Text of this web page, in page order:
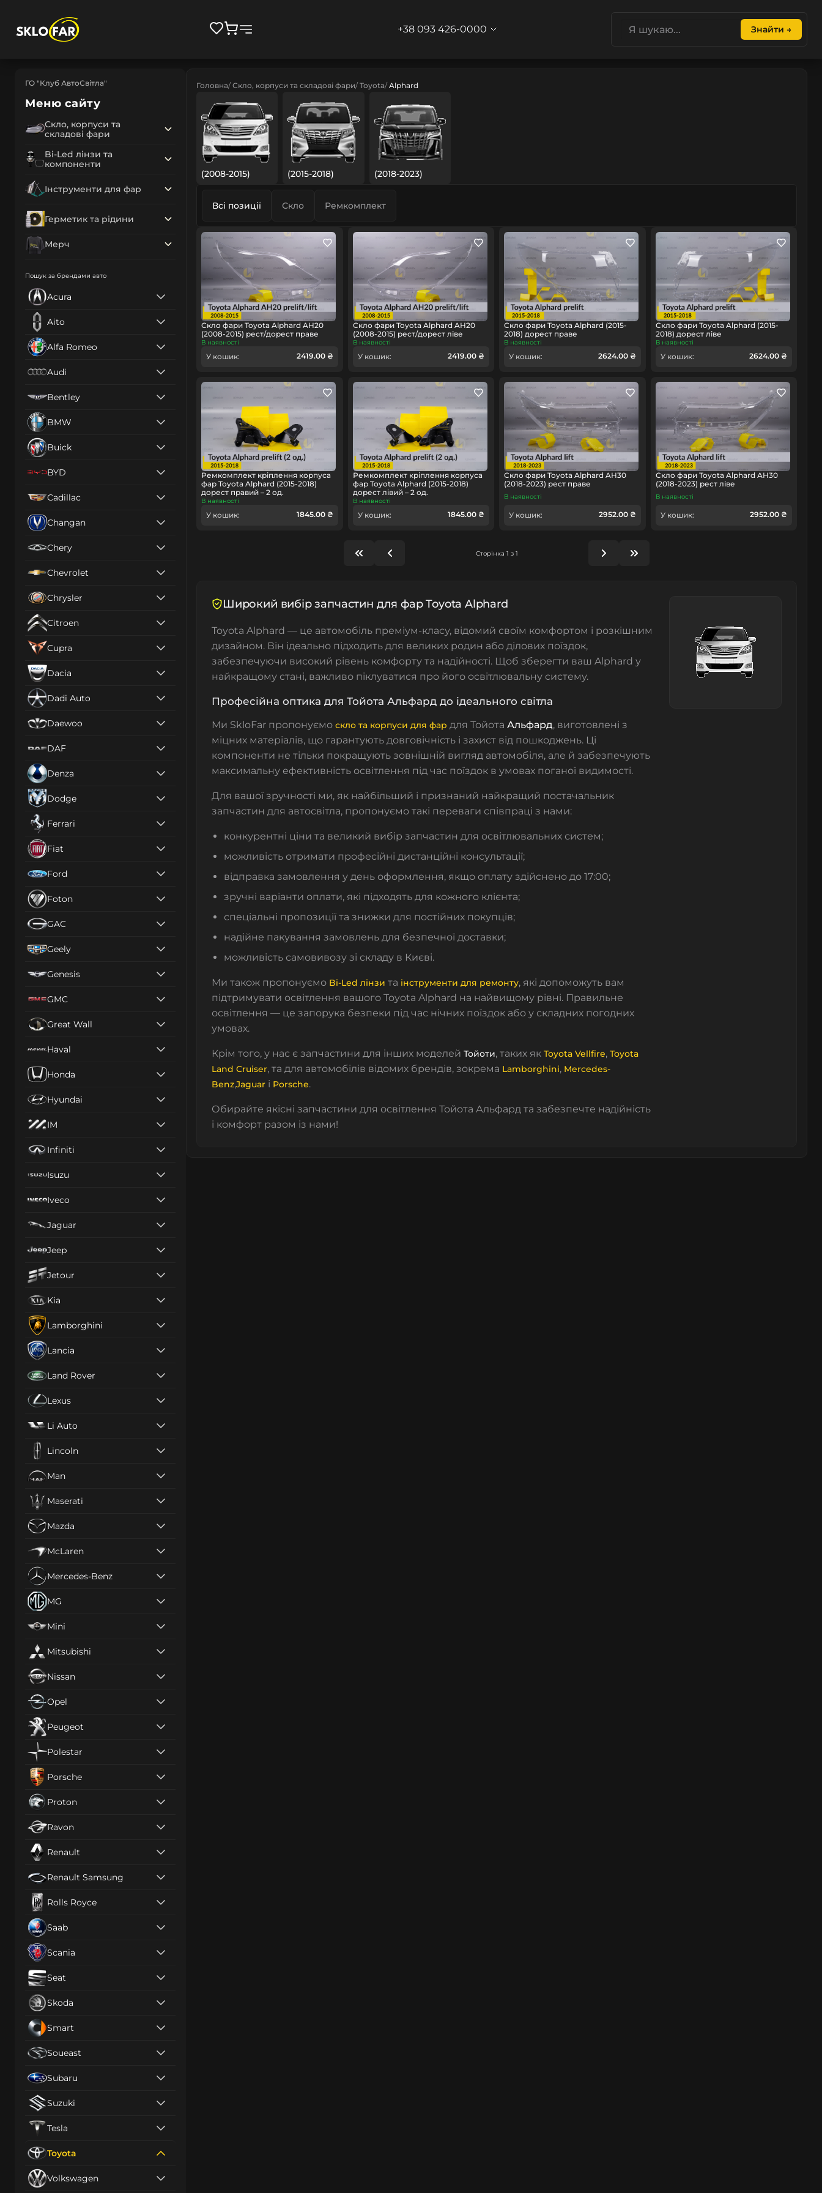
+38 093 426-0000 Знайти →
ГО "Клуб АвтоСвітла"
Меню сайту
Скло, корпуси та
складові фари
Bi-Led лінзи та
компоненти
Інструменти для фар
Герметик та рідини
Мерч
Пошук за брендами авто
Acura
Aito
Alfa Romeo
Audi
Bentley
BMW
Buick
BYD
Cadillac
Changan
Chery
Chevrolet
Chrysler
Citroen
Cupra
Dacia
Dadi Auto
Daewoo
DAF
Denza
Dodge
Ferrari
Fiat
Ford
Foton
GAC
Geely
Genesis
GMC
Great Wall
Haval
Honda
Hyundai
IM
Infiniti
Isuzu
Iveco
Jaguar
Jeep
Jetour
Kia
Lamborghini
Lancia
Land Rover
Lexus
Li Auto
Lincoln
Man
Maserati
Mazda
McLaren
Mercedes-Benz
MG
Mini
Mitsubishi
Nissan
Opel
Peugeot
Polestar
Porsche
Proton
Ravon
Renault
Renault Samsung
Rolls Royce
Saab
Scania
Seat
Skoda
Smart
Soueast
Subaru
Suzuki
Tesla
Toyota
Volkswagen
Головна Скло, корпуси та складові фари Toyota Alphard
(2008-2015) (2015-2018) (2018-2023)
Всі позиції Скло Ремкомплект
Скло фари Toyota Alphard AH20
(2008-2015) рест/дорест праве
В наявності
У кошик: 2419.00 ₴
Скло фари Toyota Alphard AH20
(2008-2015) рест/дорест ліве
В наявності
У кошик: 2419.00 ₴
Скло фари Toyota Alphard (2015-
2018) дорест праве
В наявності
У кошик: 2624.00 ₴
Скло фари Toyota Alphard (2015-
2018) дорест ліве
В наявності
У кошик: 2624.00 ₴
Ремкомплект кріплення корпуса
фар Toyota Alphard (2015-2018)
дорест правий – 2 од.
В наявності
У кошик: 1845.00 ₴
Ремкомплект кріплення корпуса
фар Toyota Alphard (2015-2018)
дорест лівий – 2 од.
В наявності
У кошик: 1845.00 ₴
Скло фари Toyota Alphard AH30
(2018-2023) рест праве
В наявності
У кошик: 2952.00 ₴
Скло фари Toyota Alphard AH30
(2018-2023) рест ліве
В наявності
У кошик: 2952.00 ₴
Сторінка 1 з 1
Широкий вибір запчастин для фар Toyota Alphard
Toyota Alphard — це автомобіль преміум-класу, відомий своїм комфортом і розкішним
дизайном. Він ідеально підходить для великих родин або ділових поїздок,
забезпечуючи високий рівень комфорту та надійності. Щоб зберегти ваш Alphard у
найкращому стані, важливо піклуватися про його освітлювальну систему.
Професійна оптика для Тойота Альфард до ідеального світла
Ми SkloFar пропонуємо скло та корпуси для фар для Тойота Альфард, виготовлені з
міцних матеріалів, що гарантують довговічність і захист від пошкоджень. Ці
компоненти не тільки покращують зовнішній вигляд автомобіля, але й забезпечують
максимальну ефективність освітлення під час поїздок в умовах поганої видимості.
Для вашої зручності ми, як найбільший і признаний найкращий постачальник
запчастин для автосвітла, пропонуємо такі переваги співпраці з нами:
конкурентні ціни та великий вибір запчастин для освітлювальних систем;
можливість отримати професійні дистанційні консультації;
відправка замовлення у день оформлення, якщо оплату здійснено до 17:00;
зручні варіанти оплати, які підходять для кожного клієнта;
спеціальні пропозиції та знижки для постійних покупців;
надійне пакування замовлень для безпечної доставки;
можливість самовивозу зі складу в Києві.
Ми також пропонуємо Bi-Led лінзи та інструменти для ремонту, які допоможуть вам
підтримувати освітлення вашого Toyota Alphard на найвищому рівні. Правильне
освітлення — це запорука безпеки під час нічних поїздок або у складних погодних
умовах.
Крім того, у нас є запчастини для інших моделей Тойоти, таких як Toyota Vellfire, Toyota
Land Cruiser, та для автомобілів відомих брендів, зокрема Lamborghini, Mercedes-
Benz,Jaguar і Porsche.
Обирайте якісні запчастини для освітлення Тойота Альфард та забезпечте надійність
і комфорт разом із нами!